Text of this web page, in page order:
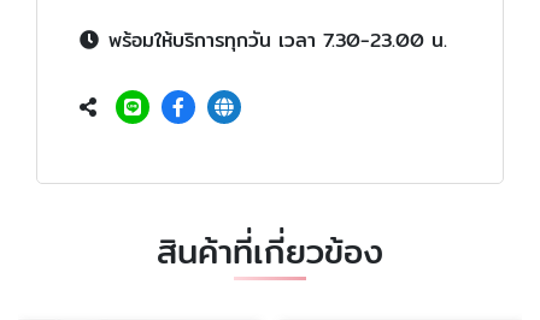
พร้อมให้บริการทุกวัน เวลา 7.30-23.00 น.
สินค้าที่เกี่ยวข้อง